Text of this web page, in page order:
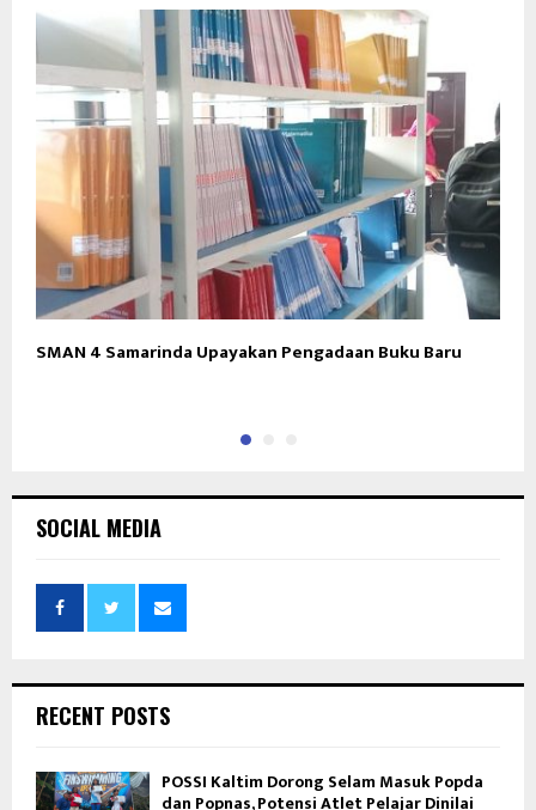
SMAN 4 Samarinda Upayakan Pengadaan Buku Baru
SOCIAL MEDIA
RECENT POSTS
POSSI Kaltim Dorong Selam Masuk Popda
dan Popnas, Potensi Atlet Pelajar Dinilai